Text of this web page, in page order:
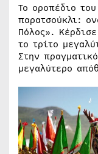
Το οροπέδιο
παρατσούκλι:
Πόλος».
το τρίτο
Στην
μεγαλύτερο